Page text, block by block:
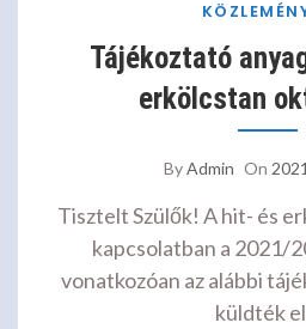
Tájékoztató
erkölcstan
ByAdmin On
Tisztelt Szülők! A hit- és
kapcsolatban a 2021/
vonatkozóan az alábbi
küldték